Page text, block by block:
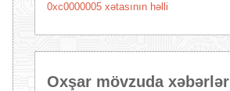
0xc0000005 xətasının həlli
Oxşar mövzuda xəbərlər